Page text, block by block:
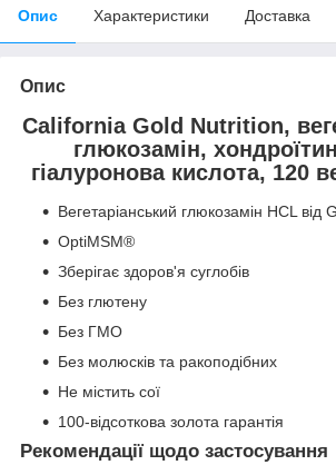
Опис Характеристики Доставка
Опис
California Gold Nutrition,
глюкозамін,
гіалуронова кислота, 120
Вегетаріанський глюкозамін HCL
OptiMSM®
Зберігає здоров'я суглобів
Без глютену
Без ГМО
Без молюсків та ракоподібних
Не містить сої
100-відсоткова золота гарантія
Рекомендації щодо застосування